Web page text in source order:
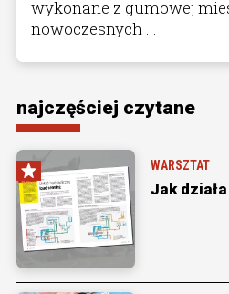
wykonane z gumowej
nowoczesnych ...
najczęściej czytane
WARSZTAT
Jak